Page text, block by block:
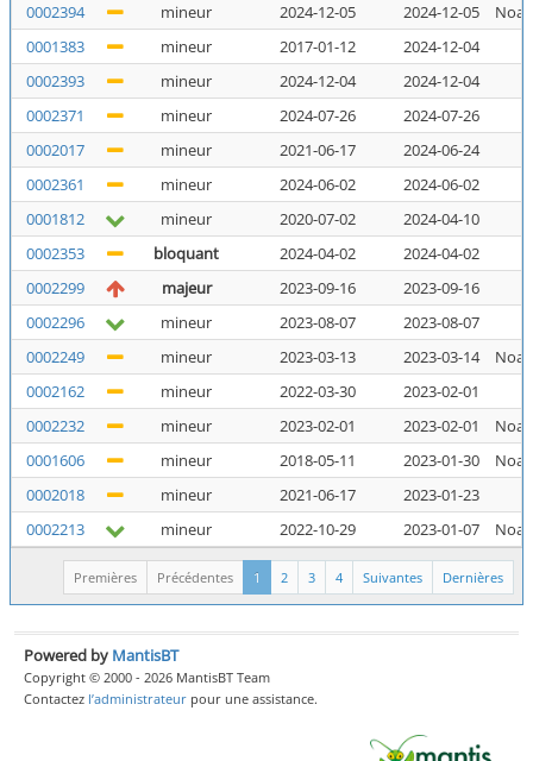
0002394
mineur 2024-12-05 2024-12-05
0001383
mineur 2017-01-12 2024-12-04
0002393
mineur 2024-12-04 2024-12-04
0002371
mineur 2024-07-26 2024-07-26
0002017
mineur 2021-06-17 2024-06-24
0002361
mineur 2024-06-02 2024-06-02
0001812
mineur 2020-07-02 2024-04-10
0002353
bloquant 2024-04-02 2024-04-02
0002299
majeur 2023-09-16 2023-09-16
0002296
mineur 2023-08-07 2023-08-07
0002249
mineur 2023-03-13 2023-03-14
0002162
mineur 2022-03-30 2023-02-01
0002232
mineur 2023-02-01 2023-02-01
0001606
mineur 2018-05-11 2023-01-30
0002018
mineur 2021-06-17 2023-01-23
0002213
mineur 2022-10-29 2023-01-07
Dernières
Suivantes
4
3
2
1
Précédentes
Premières
Powered by MantisBT
Copyright © 2000 - 2026 MantisBT Team
Contactez l’administrateur pour une assistance.